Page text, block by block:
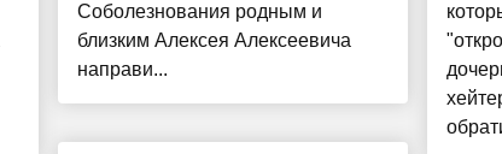
Соболезнования родным и
близким Алексея Алексеевича
направи...